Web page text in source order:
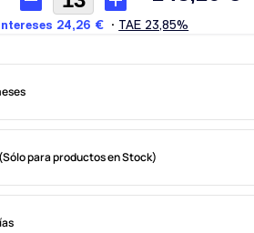
para productos en Stock)